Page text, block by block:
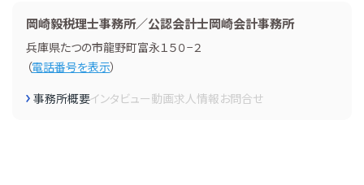
岡崎毅税理士事務所／公認会計士岡崎会計事務所
兵庫県たつの市龍野町富永１５０−２
（電話番号を表示）
事務所概要インタビュー動画求人情報お問合せ